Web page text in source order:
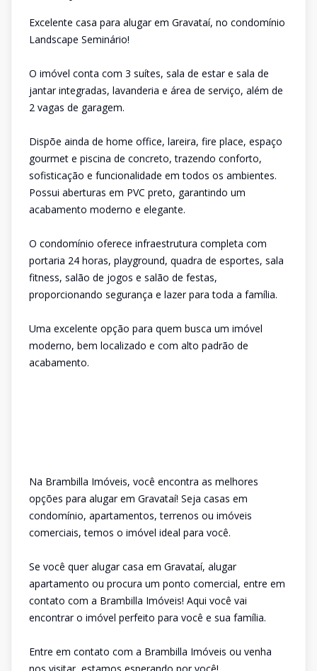
Excelente casa para alugar em Gravataí, no condomínio
Landscape Seminário!
O imóvel conta com 3 suítes, sala de estar e sala de
jantar integradas, lavanderia e área de serviço, além de
2 vagas de garagem.
Dispõe ainda de home office, lareira, fire place, espaço
gourmet e piscina de concreto, trazendo conforto,
sofisticação e funcionalidade em todos os ambientes.
Possui aberturas em PVC preto, garantindo um
acabamento moderno e elegante.
O condomínio oferece infraestrutura completa com
portaria 24 horas, playground, quadra de esportes, sala
fitness, salão de jogos e salão de festas,
proporcionando segurança e lazer para toda a família.
Uma excelente opção para quem busca um imóvel
moderno, bem localizado e com alto padrão de
acabamento.
Na Brambilla Imóveis, você encontra as melhores
opções para alugar em Gravataí! Seja casas em
condomínio, apartamentos, terrenos ou imóveis
comerciais, temos o imóvel ideal para você.
Se você quer alugar casa em Gravataí, alugar
apartamento ou procura um ponto comercial, entre em
contato com a Brambilla Imóveis! Aqui você vai
encontrar o imóvel perfeito para você e sua família.
Entre em contato com a Brambilla Imóveis ou venha